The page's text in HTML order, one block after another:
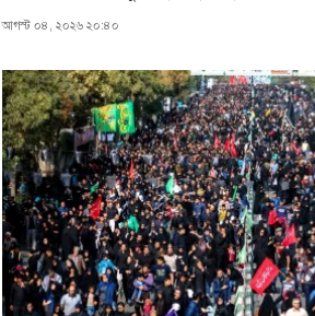
আগস্ট ০৪, ২০২৬ ২০:৪০